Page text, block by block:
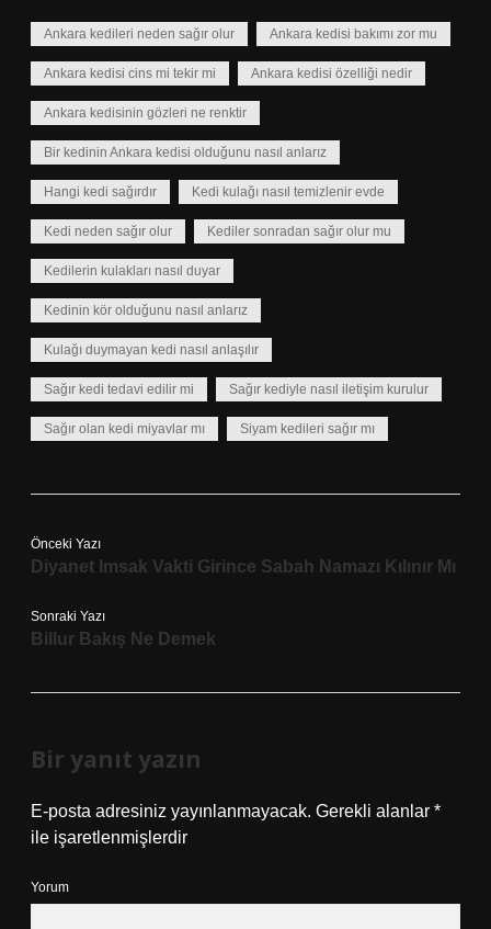
Ankara kedileri neden sağır olur Ankara kedisi bakımı zor mu
Ankara kedisi cins mi tekir mi Ankara kedisi özelliği nedir
Ankara kedisinin gözleri ne renktir
Bir kedinin Ankara kedisi olduğunu nasıl anlarız
Hangi kedi sağırdır Kedi kulağı nasıl temizlenir evde
Kedi neden sağır olur Kediler sonradan sağır olur mu
Kedilerin kulakları nasıl duyar
Kedinin kör olduğunu nasıl anlarız
Kulağı duymayan kedi nasıl anlaşılır
Sağır kedi tedavi edilir mi Sağır kediyle nasıl iletişim kurulur
Sağır olan kedi miyavlar mı Siyam kedileri sağır mı
Önceki Yazı
Diyanet Imsak Vakti Girince Sabah Namazı Kılınır Mı
Sonraki Yazı
Billur Bakış Ne Demek
Bir yanıt yazın
E-posta adresiniz yayınlanmayacak. Gerekli alanlar *
ile işaretlenmişlerdir
Yorum